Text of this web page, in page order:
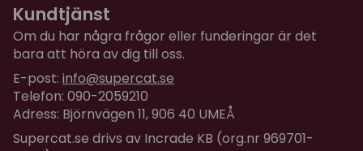
Kundtjänst
Om du har några frågor eller funderingar är det
bara att höra av dig till oss.
E-post: info@supercat.se
Telefon: 090-2059210
Adress: Björnvägen 11, 906 40 UMEÅ
Supercat.se drivs av Incrade KB (org.nr 969701-